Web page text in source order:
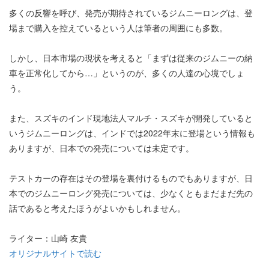
多くの反響を呼び、発売が期待されているジムニーロングは、登
場まで購入を控えているという人は筆者の周囲にも多数。
しかし、日本市場の現状を考えると「まずは従来のジムニーの納
車を正常化してから…」というのが、多くの人達の心境でしょ
う。
また、スズキのインド現地法人マルチ・スズキが開発していると
いうジムニーロングは、インドでは2022年末に登場という情報も
ありますが、日本での発売については未定です。
テストカーの存在はその登場を裏付けるものでもありますが、日
本でのジムニーロング発売については、少なくともまだまだ先の
話であると考えたほうがよいかもしれません。
ライター：山崎 友貴
オリジナルサイトで読む